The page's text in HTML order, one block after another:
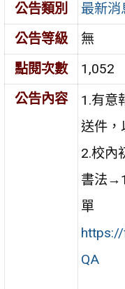
公告類別
最新消
公告等級
無
點閱次數
1,052
公告內容
1.有意
送件，
2.校內
書法
單
https://
QA